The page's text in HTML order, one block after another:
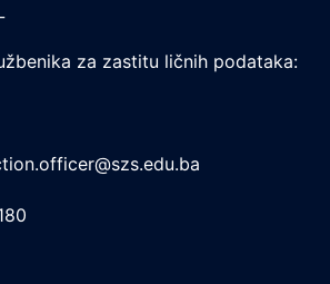
za zastitu ličnih podataka: